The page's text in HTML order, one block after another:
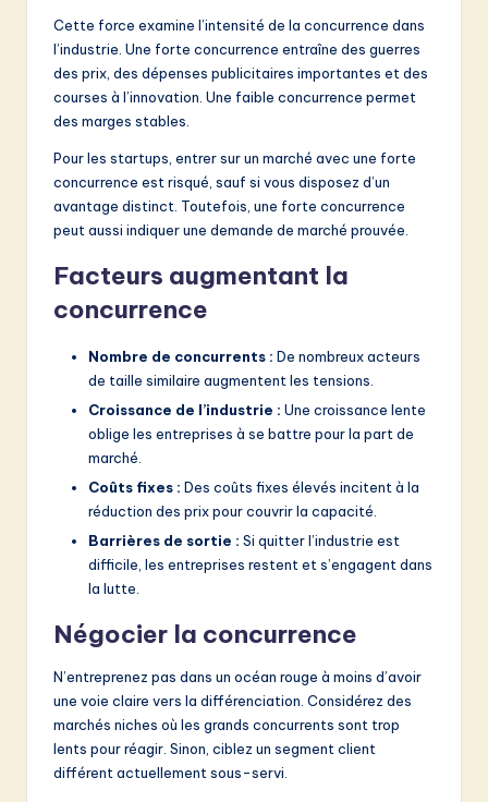
Cette force examine l’intensité de la concurrence dans
l’industrie. Une forte concurrence entraîne des guerres
des prix, des dépenses publicitaires importantes et des
courses à l’innovation. Une faible concurrence permet
des marges stables.
Pour les startups, entrer sur un marché avec une forte
concurrence est risqué, sauf si vous disposez d’un
avantage distinct. Toutefois, une forte concurrence
peut aussi indiquer une demande de marché prouvée.
Facteurs augmentant la
concurrence
Nombre de concurrents : De nombreux acteurs
de taille similaire augmentent les tensions.
Croissance de l’industrie : Une croissance lente
oblige les entreprises à se battre pour la part de
marché.
Coûts fixes : Des coûts fixes élevés incitent à la
réduction des prix pour couvrir la capacité.
Barrières de sortie : Si quitter l’industrie est
difficile, les entreprises restent et s’engagent dans
la lutte.
Négocier la concurrence
N’entreprenez pas dans un océan rouge à moins d’avoir
une voie claire vers la différenciation. Considérez des
marchés niches où les grands concurrents sont trop
lents pour réagir. Sinon, ciblez un segment client
différent actuellement sous-servi.